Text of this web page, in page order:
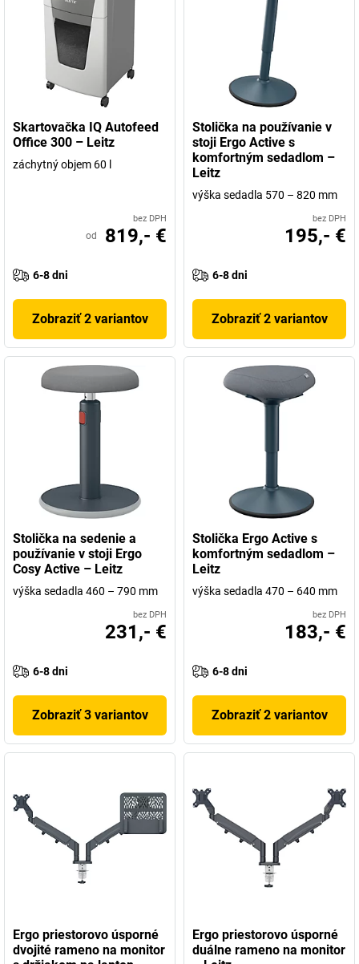
Skartovačka IQ Autofeed
Office 300 – Leitz
záchytný objem 60 l
bez DPH
od 819,- €
6-8 dni
Zobraziť 2 variantov
Stolička na používanie v
stoji Ergo Active s
komfortným sedadlom –
Leitz
výška sedadla 570 – 820 mm
bez DPH
195,- €
6-8 dni
Zobraziť 2 variantov
Stolička na sedenie a
používanie v stoji Ergo
Cosy Active – Leitz
výška sedadla 460 – 790 mm
bez DPH
231,- €
6-8 dni
Zobraziť 3 variantov
Stolička Ergo Active s
komfortným sedadlom –
Leitz
výška sedadla 470 – 640 mm
bez DPH
183,- €
6-8 dni
Zobraziť 2 variantov
Ergo priestorovo úsporné
dvojité rameno na monitor
Ergo priestorovo úsporné
duálne rameno na monitor